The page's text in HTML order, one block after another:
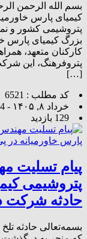
بسم الله الرحمن
کیمیای پارس
پتروشیمی کشور و
بزرگ کیمیای پارس
کارکنان متعهد،
پتروفرهنگ، این
[…]
کد مطلب : 6521
خرداد ۸, ۱۴۰۵ - 2:24 ب.ظ
129 بازدید
پیام تسلیت
پتروشیمی
حادثه شرکت
بسمه‌تعالی حادثه